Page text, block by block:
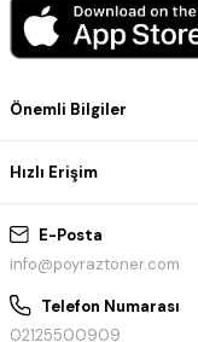
E-Posta
info@poyraztoner.com
Telefon Numarası
02125500909
Önemli Bilgiler
Hızlı Erişim